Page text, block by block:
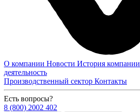
О компании Новости История компании
деятельность
Производственный сектор Контакты
Есть вопросы?
8 (800) 2002 402